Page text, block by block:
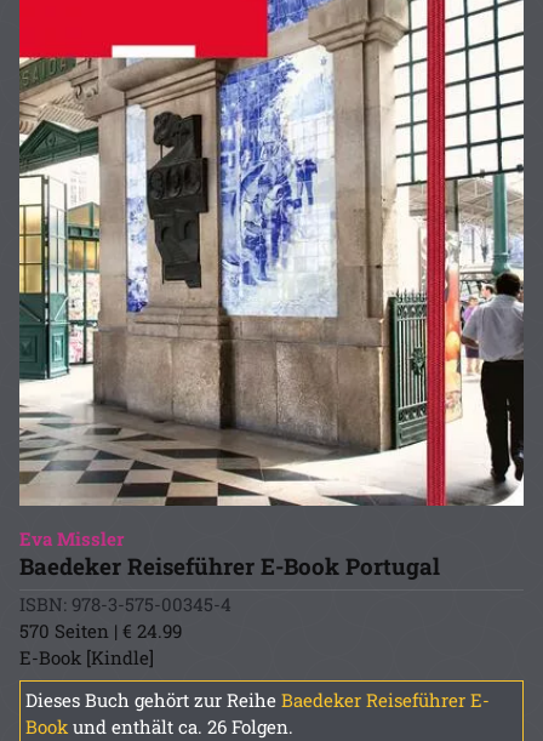
Eva Missler
Baedeker Reiseführer E-Book Portugal
ISBN: 978-3-575-00345-4
570 Seiten | € 24.99
E-Book [Kindle]
Dieses Buch gehört zur Reihe Baedeker Reiseführer E-
Book und enthält ca. 26 Folgen.